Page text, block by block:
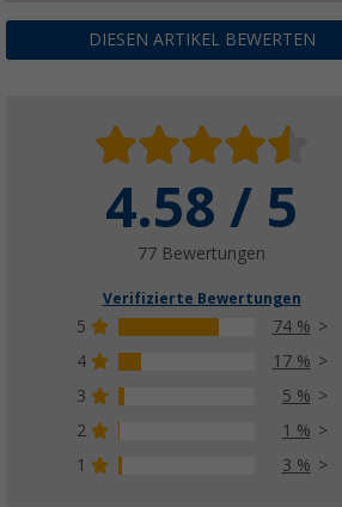
DIESEN ARTIKEL BEWERTEN
4.58 / 5
77 Bewertungen
Verifizierte Bewertungen
5
74 %
4
17 %
3
5 %
2
1 %
1
3 %